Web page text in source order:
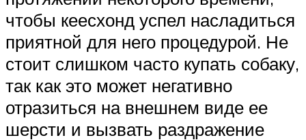
чтобы кеесхонд успел насладиться
приятной для него процедурой. Не
стоит слишком часто купать собаку,
так как это может негативно
отразиться на внешнем виде ее
шерсти и вызвать раздражение